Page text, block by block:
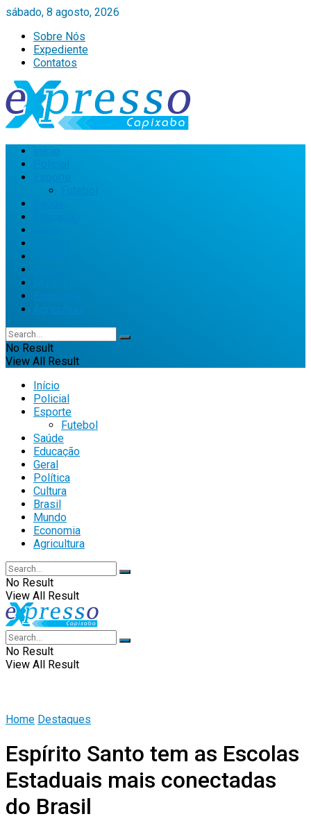
sábado, 8 agosto, 2026
Sobre Nós
Expediente
Contatos
Agricultura
No Result
View All Result
Início
Policial
Esporte
Futebol
Saúde
Educação
Geral
Política
Cultura
Brasil
Mundo
Economia
Agricultura
No Result
View All Result
No Result
View All Result
Home Destaques
Espírito Santo tem as Escolas
Estaduais mais conectadas
do Brasil